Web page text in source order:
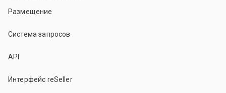
Размещение
Система запросов
API
Интерфейс reSeller